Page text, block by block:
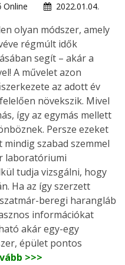
Online
2022.01.04.
olyan módszer, amely
régmúlt idők
segít – akár a
A művelet azon
az adott év
növekszik. Mivel
így az egymás mellett
Persze ezeket
szabad szemmel
laboratóriumi
tudja vizsgálni, hogy
Ha az így szerzett
beregi harangláb
információkat
akár egy-egy
épület pontos
>>>